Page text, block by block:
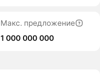
Макс. предложение
1 000 000 000